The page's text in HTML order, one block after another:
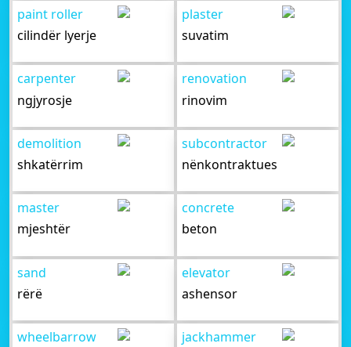
paint roller
cilindër lyerje
plaster
suvatim
carpenter
ngjyrosje
renovation
rinovim
demolition
shkatërrim
subcontractor
nënkontraktues
master
mjeshtër
concrete
beton
sand
rërë
elevator
ashensor
wheelbarrow
jackhammer